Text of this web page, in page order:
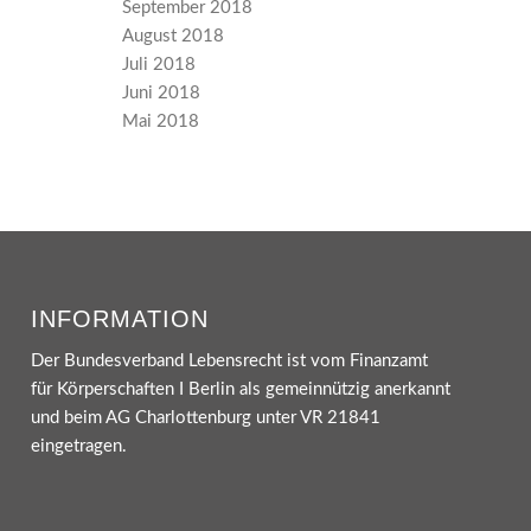
September 2018
August 2018
Juli 2018
Juni 2018
Mai 2018
INFORMATION
Der Bundesverband Lebensrecht ist vom Finanzamt
für Körperschaften I Berlin als gemeinnützig anerkannt
und beim AG Charlottenburg unter VR 21841
eingetragen.